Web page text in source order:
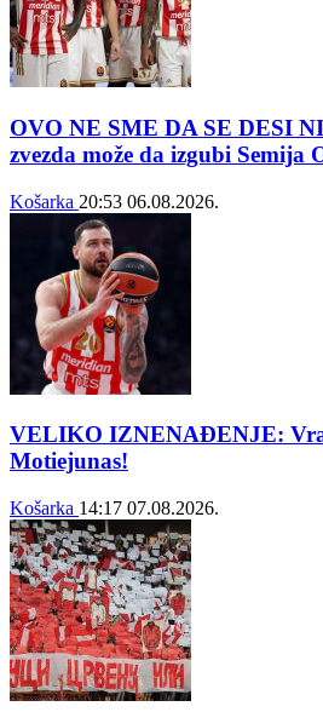
OVO NE SME DA SE DESI
zvezda može da izgubi Semija
Košarka 20:53 06.08.2026.
VELIKO IZNENAĐENJE:
Motiejunas!
Košarka 14:17 07.08.2026.